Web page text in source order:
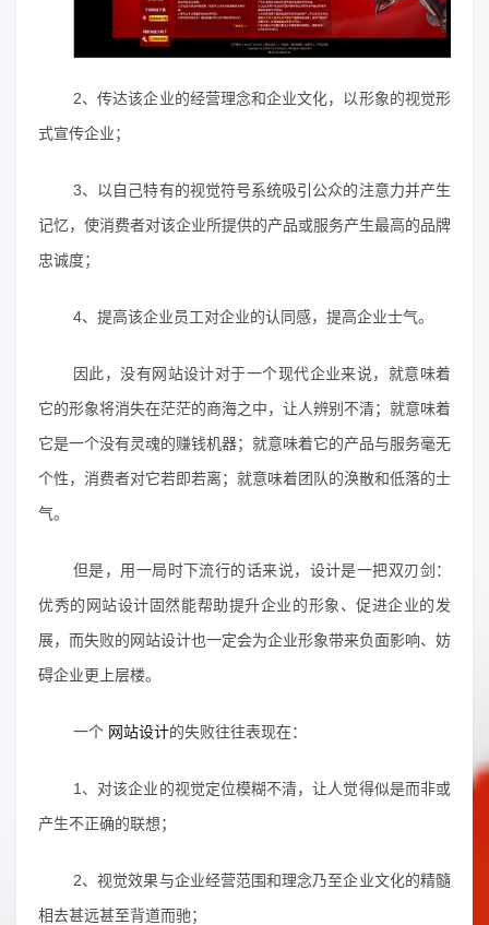
2、传达该企业的经营理念和企业文化，以形象的视觉形
式宣传企业；
3、以自己特有的视觉符号系统吸引公众的注意力并产生
记忆，使消费者对该企业所提供的产品或服务产生最高的品牌
忠诚度；
4、提高该企业员工对企业的认同感，提高企业士气。
因此，没有网站设计对于一个现代企业来说，就意味着
它的形象将消失在茫茫的商海之中，让人辨别不清；就意味着
它是一个没有灵魂的赚钱机器；就意味着它的产品与服务毫无
个性，消费者对它若即若离；就意味着团队的涣散和低落的士
气。
但是，用一局时下流行的话来说，设计是一把双刃剑：
优秀的网站设计固然能帮助提升企业的形象、促进企业的发
展，而失败的网站设计也一定会为企业形象带来负面影响、妨
碍企业更上层楼。
一个 网站设计的失败往往表现在：
1、对该企业的视觉定位模糊不清，让人觉得似是而非或
产生不正确的联想；
2、视觉效果与企业经营范围和理念乃至企业文化的精髓
相去甚远甚至背道而驰；